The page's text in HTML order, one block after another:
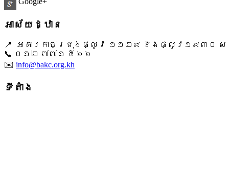
អាស័យដ្ឋាន
📍 អគារកាច់ជ្រុងផ្លូវ ១១២៩ និងផ្លូវ១៩៣០ ស
📞 ​០១២ ៧៧១ ៥៦៦
✉️ info@bakc.org.kh
ទីតាំង